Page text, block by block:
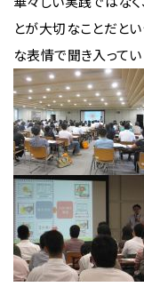
とが大切なことだと
な表情で聞き入ってい